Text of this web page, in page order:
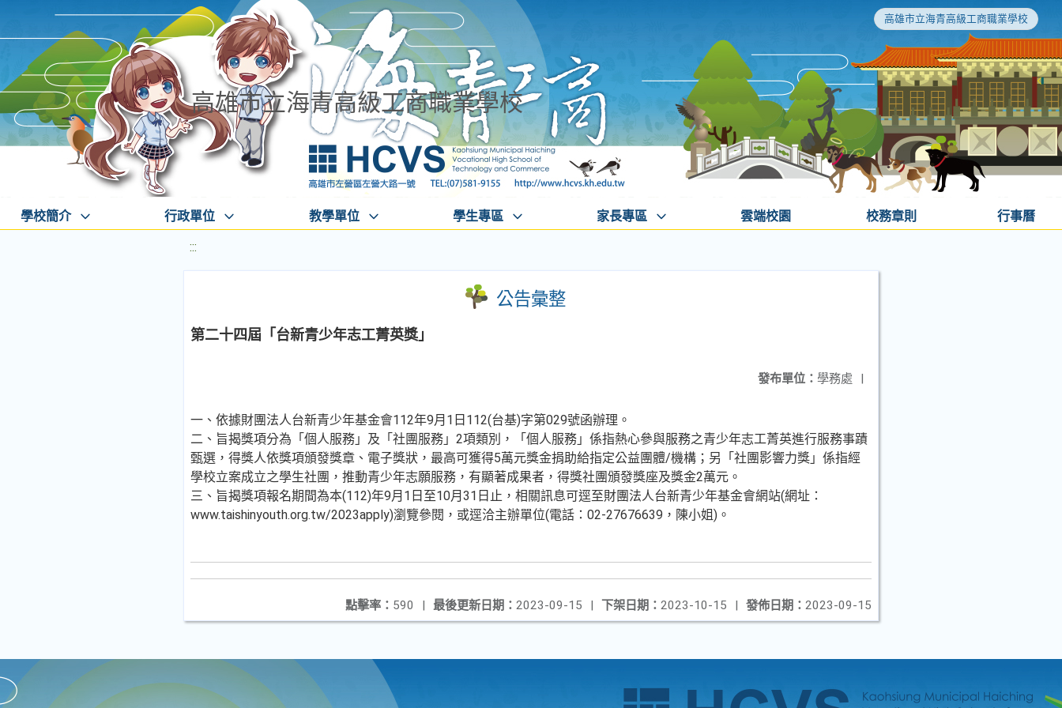
高雄市立海青高級工商職業學校
高雄市立海青高級工商職業學校
學校簡介 行政單位 教學單位 學生專區 家長專區 雲端校園 校務章則 行事曆
:::
公告彙整
第二十四屆「台新青少年志工菁英獎」
發布單位： 學務處 |
一、依據財團法人台新青少年基金會112年9月1日112(台基)字第029號函辦理。
二、旨揭獎項分為「個人服務」及「社團服務」2項類別，「個人服務」係指熱心參與服務之青少年志工菁英進行服務事蹟
甄選，得獎人依獎項頒發獎章、電子獎狀，最高可獲得5萬元獎金捐助給指定公益團體/機構；另「社團影響力獎」係指經
學校立案成立之學生社團，推動青少年志願服務，有顯著成果者，得獎社團頒發獎座及獎金2萬元。
三、旨揭獎項報名期間為本(112)年9月1日至10月31日止，相關訊息可逕至財團法人台新青少年基金會網站(網址：
www.taishinyouth.org.tw/2023apply)瀏覽參閱，或逕洽主辦單位(電話：02-27676639，陳小姐)。
發佈日期： 2023-09-15
下架日期： 2023-10-15 |
最後更新日期： 2023-09-15 |
點擊率： 590 |